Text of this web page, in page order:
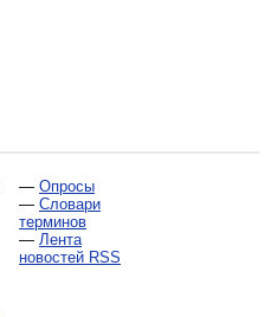
— Опросы
— Словари
терминов
— Лента
новостей RSS